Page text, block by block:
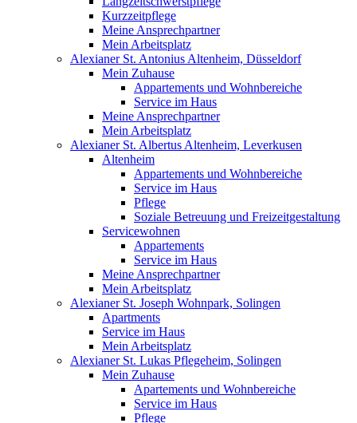
Kurzzeitpflege
Meine Ansprechpartner
Mein Arbeitsplatz
Alexianer St. Antonius Altenheim, Düsseldorf
Mein Zuhause
Appartements und Wohnbereiche
Service im Haus
Meine Ansprechpartner
Mein Arbeitsplatz
Alexianer St. Albertus Altenheim, Leverkusen
Altenheim
Appartements und Wohnbereiche
Service im Haus
Pflege
Soziale Betreuung und Freizeitgestaltung
Servicewohnen
Appartements
Service im Haus
Meine Ansprechpartner
Mein Arbeitsplatz
Alexianer St. Joseph Wohnpark, Solingen
Apartments
Service im Haus
Mein Arbeitsplatz
Alexianer St. Lukas Pflegeheim, Solingen
Mein Zuhause
Apartements und Wohnbereiche
Service im Haus
Pflege